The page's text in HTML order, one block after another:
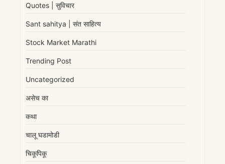
Quotes | सुविचार
Sant sahitya | संत साहित्य
Stock Market Marathi
Trending Post
Uncategorized
असेच का
कथा
चालू घडामोडी
चिकूपिकू